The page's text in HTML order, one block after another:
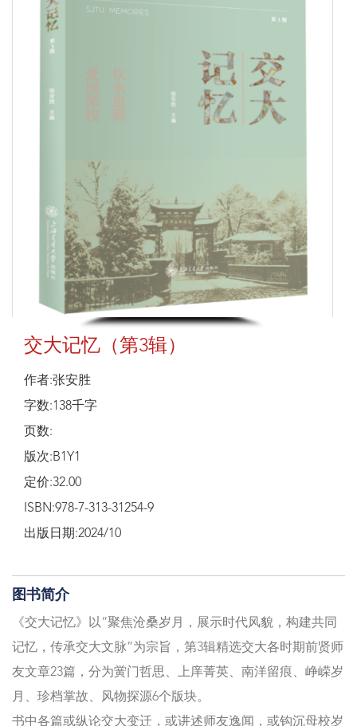
交大记忆（第3辑）
作者:张安胜
字数:138千字
页数:
版次:B1Y1
定价:32.00
ISBN:978-7-313-31254-9
出版日期:2024/10
图书简介
《交大记忆》以“聚焦沧桑岁月，展示时代风貌，构建共同
记忆，传承交大文脉”为宗旨，第3辑精选交大各时期前贤师
友文章23篇，分为黉门哲思、上庠菁英、南洋留痕、峥嵘岁
月、珍档掌故、风物探源6个版块。
书中各篇或纵论交大变迁，或讲述师友逸闻，或钩沉母校岁